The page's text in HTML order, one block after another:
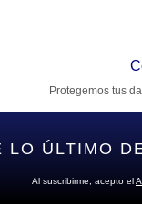
Protegemos tus
LO ÚLTIMO
Al suscribirme, acepto el